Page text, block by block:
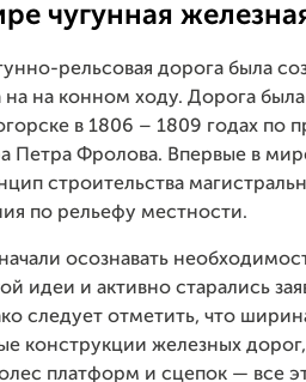
чугунная
рельсовая дорога была
на конном ходу. Дорога
в 1806 – 1809 годах по
Петра Фролова. Впервые в
строительства
по рельефу местности.
осознавать
идеи и активно старались
следует отметить, что
конструкции железных
платформ и сцепок — все